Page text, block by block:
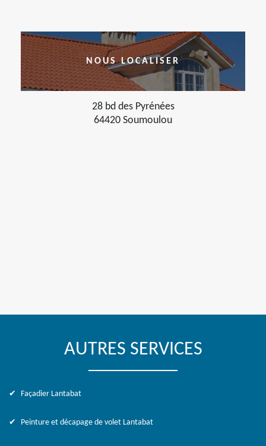
NOUS LOCALISER
28 bd des Pyrénées
64420 Soumoulou
AUTRES SERVICES
Façadier Lantabat
Peinture et décapage de volet Lantabat